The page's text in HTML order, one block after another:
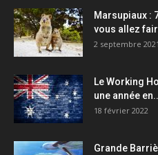
Marsupiaux :
vous allez
2 septembre 2021
Le Working
une année
18 février 2022
Grande